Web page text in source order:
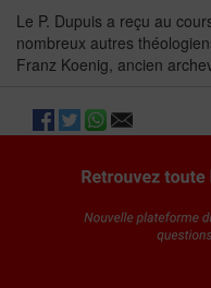
Le P. Dupuis a reçu au
nombreux autres
Franz Koenig, ancien